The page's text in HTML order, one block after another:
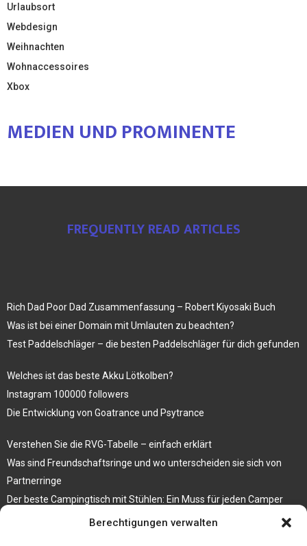
Berechtigungen verwalten
Urlaubsort
Webdesign
Weihnachten
Wohnaccessoires
Xbox
MEDIEN UND PROMINENTE
FREQUENTLY READ ARTICLES
Rich Dad Poor Dad Zusammenfassung – Robert Kiyosaki Buch
Was ist bei einer Domain mit Umlauten zu beachten?
Test Paddelschläger – die besten Paddelschläger für dich gefunden
Welches ist das beste Akku Lötkolben?
Instagram 100000 followers
Die Entwicklung von Goatrance und Psytrance
Verstehen Sie die RVG-Tabelle – einfach erklärt
Was sind Freundschaftsringe und wo unterscheiden sie sich von
Partnerringe
Der beste Campingtisch mit Stühlen: Ein Muss für jeden Camper
Die Küche als Platz der Gemeinschaft